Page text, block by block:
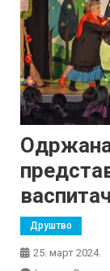
Друштво
25. март 2024.